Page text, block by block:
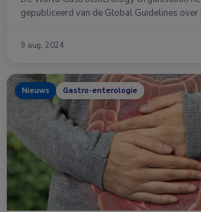
gepubliceerd van de Global Guidelines
9 aug. 2024
Nieuws Gastro-enterologie